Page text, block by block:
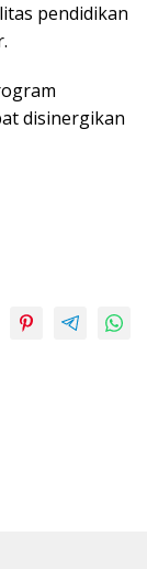
pendidikan
disinergikan